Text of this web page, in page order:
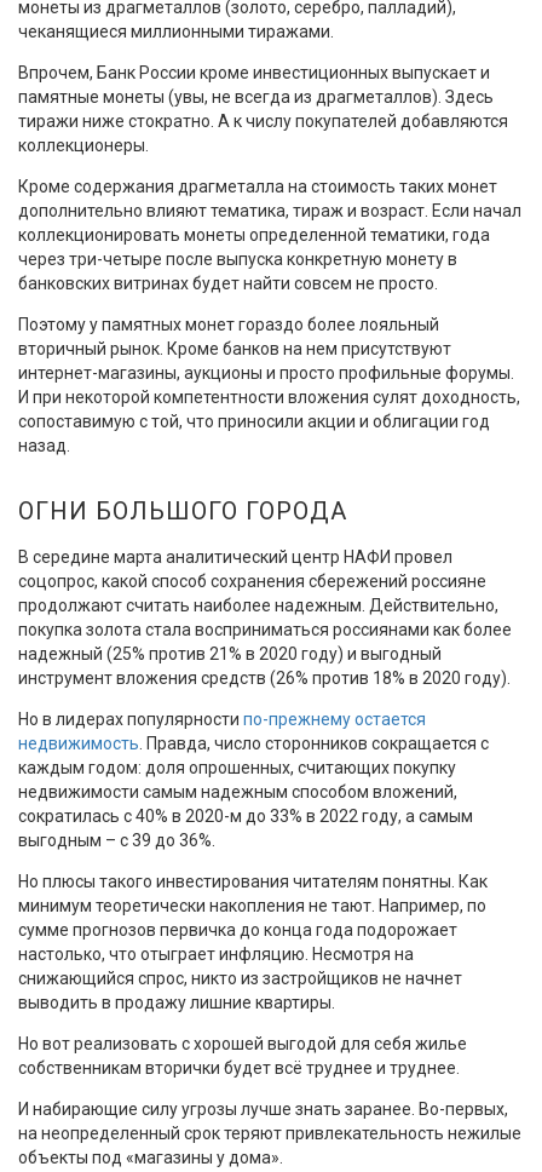
монеты из драгметаллов (золото, серебро, палладий),
чеканящиеся миллионными тиражами.
Впрочем, Банк России кроме инвестиционных выпускает и
памятные монеты (увы, не всегда из драгметаллов). Здесь
тиражи ниже стократно. А к числу покупателей добавляются
коллекционеры.
Кроме содержания драгметалла на стоимость таких монет
дополнительно влияют тематика, тираж и возраст. Если начал
коллекционировать монеты определенной тематики, года
через три-четыре после выпуска конкретную монету в
банковских витринах будет найти совсем не просто.
Поэтому у памятных монет гораздо более лояльный
вторичный рынок. Кроме банков на нем присутствуют
интернет-магазины, аукционы и просто профильные форумы.
И при некоторой компетентности вложения сулят доходность,
сопоставимую с той, что приносили акции и облигации год
назад.
ОГНИ БОЛЬШОГО ГОРОДА
В середине марта аналитический центр НАФИ провел
соцопрос, какой способ сохранения сбережений россияне
продолжают считать наиболее надежным. Действительно,
покупка золота стала восприниматься россиянами как более
надежный (25% против 21% в 2020 году) и выгодный
инструмент вложения средств (26% против 18% в 2020 году).
Но в лидерах популярности по-прежнему остается
недвижимость . Правда, число сторонников сокращается с
каждым годом: доля опрошенных, считающих покупку
недвижимости самым надежным способом вложений,
сократилась с 40% в 2020-м до 33% в 2022 году, а самым
выгодным – с 39 до 36%.
Но плюсы такого инвестирования читателям понятны. Как
минимум теоретически накопления не тают. Например, по
сумме прогнозов первичка до конца года подорожает
настолько, что отыграет инфляцию. Несмотря на
снижающийся спрос, никто из застройщиков не начнет
выводить в продажу лишние квартиры.
Но вот реализовать с хорошей выгодой для себя жилье
собственникам вторички будет всё труднее и труднее.
И набирающие силу угрозы лучше знать заранее. Во-первых,
на неопределенный срок теряют привлекательность нежилые
объекты под «магазины у дома».